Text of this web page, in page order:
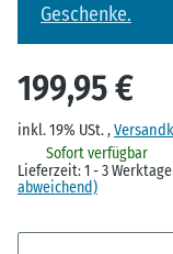
Geschenke.
199,95 €
inkl. 19% USt. ,
Sofort verfügbar
Lieferzeit:1 - 3 Werktage
abweichend)